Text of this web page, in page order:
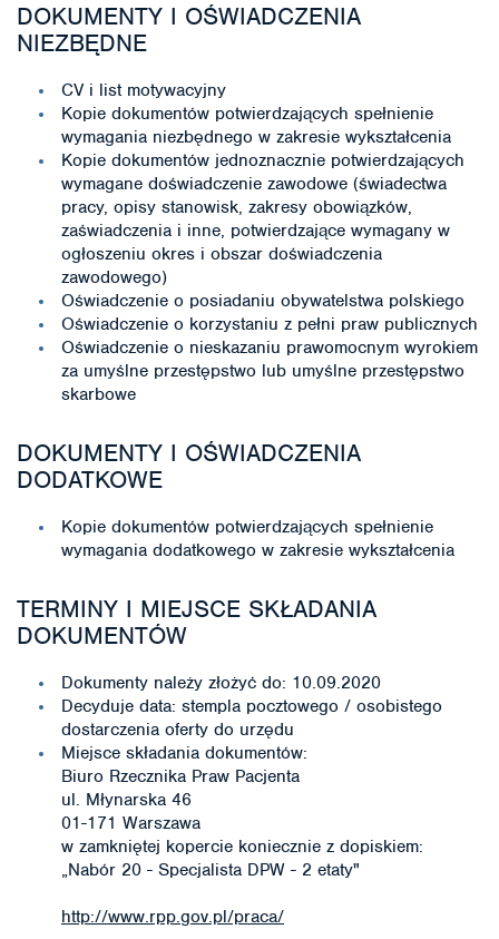
DOKUMENTY I OŚWIADCZENIA
NIEZBĘDNE
CV i list motywacyjny
Kopie dokumentów potwierdzających spełnienie
wymagania niezbędnego w zakresie wykształcenia
Kopie dokumentów jednoznacznie potwierdzających
wymagane doświadczenie zawodowe (świadectwa
pracy, opisy stanowisk, zakresy obowiązków,
zaświadczenia i inne, potwierdzające wymagany w
ogłoszeniu okres i obszar doświadczenia
zawodowego)
Oświadczenie o posiadaniu obywatelstwa polskiego
Oświadczenie o korzystaniu z pełni praw publicznych
Oświadczenie o nieskazaniu prawomocnym wyrokiem
za umyślne przestępstwo lub umyślne przestępstwo
skarbowe
DOKUMENTY I OŚWIADCZENIA
DODATKOWE
Kopie dokumentów potwierdzających spełnienie
wymagania dodatkowego w zakresie wykształcenia
TERMINY I MIEJSCE SKŁADANIA
DOKUMENTÓW
Dokumenty należy złożyć do: 10.09.2020
Decyduje data: stempla pocztowego / osobistego
dostarczenia oferty do urzędu
Miejsce składania dokumentów:
Biuro Rzecznika Praw Pacjenta
ul. Młynarska 46
01-171 Warszawa
w zamkniętej kopercie koniecznie z dopiskiem:
„Nabór 20 - Specjalista DPW - 2 etaty"
http://www.rpp.gov.pl/praca/